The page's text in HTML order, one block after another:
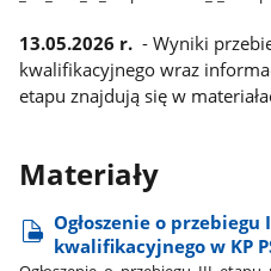
13.05.2026 r. - Wyniki
kwalifikacyjnego wraz
etapu znajdują się w
Materiały
Ogłoszenie o
kwalifikacyjnego w KP